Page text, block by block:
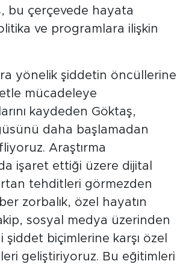
bu çerçevede hayata
ve programlara ilişkin
yönelik şiddetin öncüllerine
mücadeleye
kaydeden Göktaş,
daha başlamadan
Araştırma
işaret ettiği üzere dijital
tehditleri görmezden
zorbalık, özel hayatın
sosyal medya üzerinden
şiddet biçimlerine karşı özel
geliştiriyoruz. Bu eğitimleri